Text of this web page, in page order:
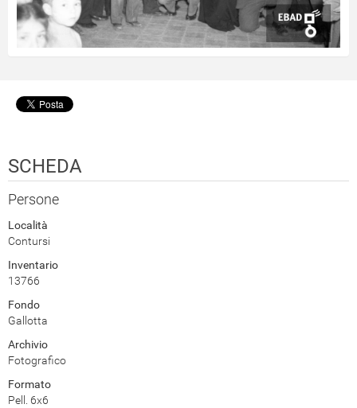
SCHEDA
Persone
Località
Contursi
Inventario
13766
Fondo
Gallotta
Archivio
Fotografico
Formato
Pell. 6x6